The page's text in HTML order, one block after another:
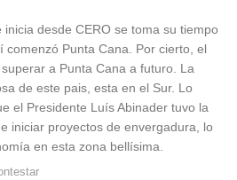
inicia desde CERO se toma su tiempo
comenzó Punta Cana. Por cierto, el
a Punta Cana a futuro. La
de este pais, esta en el Sur. Lo
el Presidente Luís Abinader tuvo la
iniciar proyectos de envergadura, lo
en esta zona bellísima.